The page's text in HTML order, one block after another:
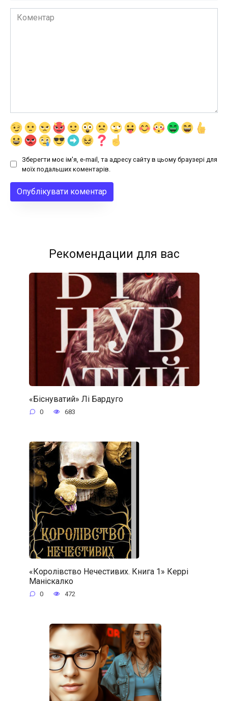
Коментар
Зберегти моє ім'я, e-mail, та адресу сайту в цьому браузері для
моїх подальших коментарів.
Рекомендации для вас
«Біснуватий» Лі Бардуго
0 683
«Королівство Нечестивих. Книга 1» Керрі
Маніскалко
0 472